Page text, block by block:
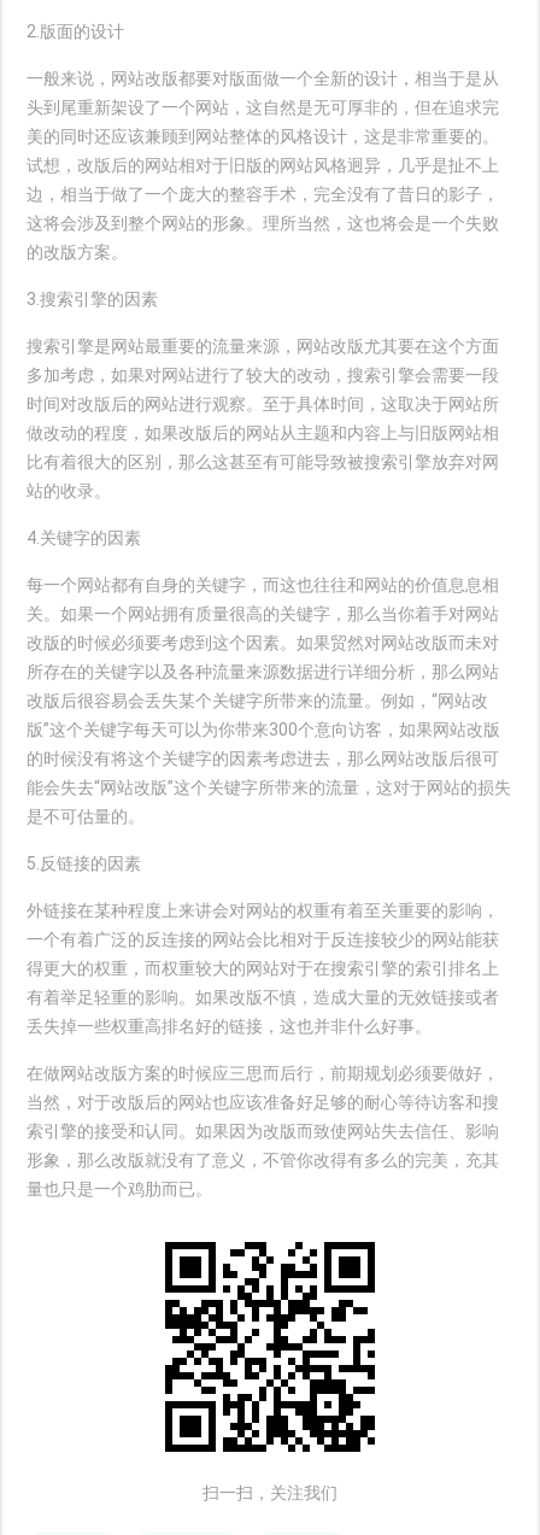
2.版面的设计
一般来说，网站改版都要对版面做一个全新的设计，相当于是从
头到尾重新架设了一个网站，这自然是无可厚非的，但在追求完
美的同时还应该兼顾到网站整体的风格设计，这是非常重要的。
试想，改版后的网站相对于旧版的网站风格迥异，几乎是扯不上
边，相当于做了一个庞大的整容手术，完全没有了昔日的影子，
这将会涉及到整个网站的形象。理所当然，这也将会是一个失败
的改版方案。
3.搜索引擎的因素
搜索引擎是网站最重要的流量来源，网站改版尤其要在这个方面
多加考虑，如果对网站进行了较大的改动，搜索引擎会需要一段
时间对改版后的网站进行观察。至于具体时间，这取决于网站所
做改动的程度，如果改版后的网站从主题和内容上与旧版网站相
比有着很大的区别，那么这甚至有可能导致被搜索引擎放弃对网
站的收录。
4.关键字的因素
每一个网站都有自身的关键字，而这也往往和网站的价值息息相
关。如果一个网站拥有质量很高的关键字，那么当你着手对网站
改版的时候必须要考虑到这个因素。如果贸然对网站改版而未对
所存在的关键字以及各种流量来源数据进行详细分析，那么网站
改版后很容易会丢失某个关键字所带来的流量。例如，“网站改
版”这个关键字每天可以为你带来300个意向访客，如果网站改版
的时候没有将这个关键字的因素考虑进去，那么网站改版后很可
能会失去“网站改版”这个关键字所带来的流量，这对于网站的损失
是不可估量的。
5.反链接的因素
外链接在某种程度上来讲会对网站的权重有着至关重要的影响，
一个有着广泛的反连接的网站会比相对于反连接较少的网站能获
得更大的权重，而权重较大的网站对于在搜索引擎的索引排名上
有着举足轻重的影响。如果改版不慎，造成大量的无效链接或者
丢失掉一些权重高排名好的链接，这也并非什么好事。
在做网站改版方案的时候应三思而后行，前期规划必须要做好，
当然，对于改版后的网站也应该准备好足够的耐心等待访客和搜
索引擎的接受和认同。如果因为改版而致使网站失去信任、影响
形象，那么改版就没有了意义，不管你改得有多么的完美，充其
量也只是一个鸡肋而已。
扫一扫，关注我们